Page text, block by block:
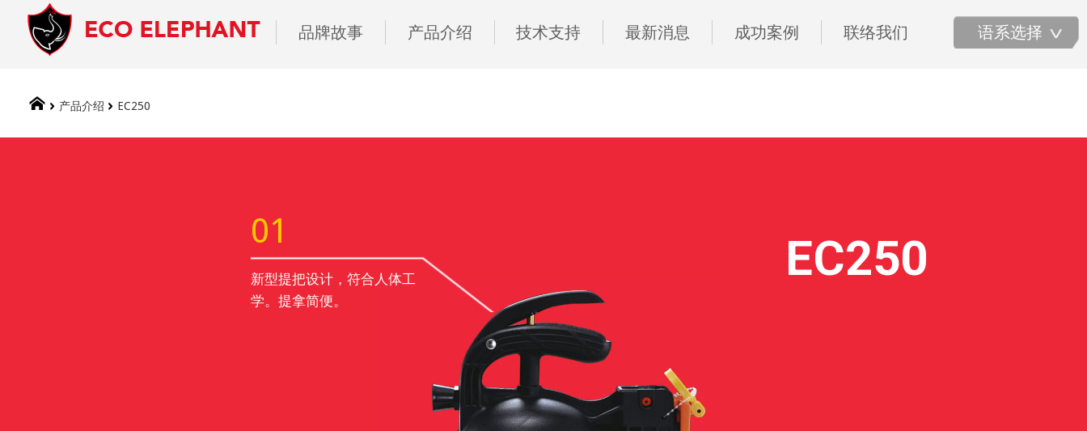
品牌故事 产品介绍 技术支持 最新消息 成功案例 联络我们 语系选择
产品介绍 EC250
EC250
01
新型提把设计，符合人体工
学。提拿简便。